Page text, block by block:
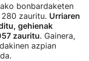
bonbardaketen
zauritu. Urriaren
gehienak
zauritu. Gainera,
azpian